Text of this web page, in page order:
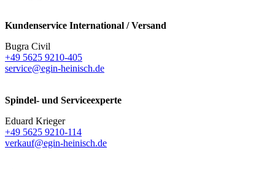
Kundenservice International / Versand
Bugra Civil
+49 5625 9210-405
service@egin-heinisch.de
Spindel- und Serviceexperte
Eduard Krieger
+49 5625 9210-114
verkauf@egin-heinisch.de